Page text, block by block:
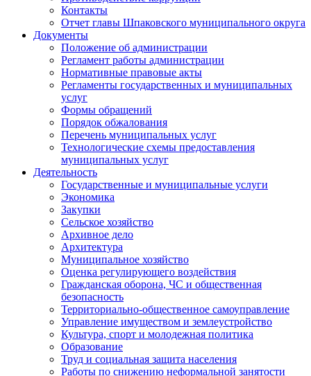
Контакты
Отчет главы Шпаковского муниципального округа
Документы
Положение об администрации
Регламент работы администрации
Нормативные правовые акты
Регламенты государственных и муниципальных
услуг
Формы обращений
Порядок обжалования
Перечень муниципальных услуг
Технологические схемы предоставления
муниципальных услуг
Деятельность
Государственные и муниципальные услуги
Экономика
Закупки
Сельское хозяйство
Архивное дело
Архитектура
Муниципальное хозяйство
Оценка регулирующего воздействия
Гражданская оборона, ЧС и общественная
безопасность
Территориально-общественное самоуправление
Управление имуществом и землеустройство
Культура, спорт и молодежная политика
Образование
Труд и социальная защита населения
Работы по снижению неформальной занятости